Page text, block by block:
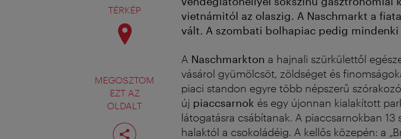
TÉRKÉP
MEGOSZTOM
EZT AZ
OLDALT
Oldal
megosztása
vietnámitól az olaszig. A Naschmarkt a
vált. A szombati bolhapiac pedig mindenki
A Naschmarkton a hajnali szürkülettől
vásárol gyümölcsöt, zöldséget és
piaci standon egyre több népszerű
új piaccsarnok és egy újonnan kialakított
látogatásra csábítanak. A piaccsarnokban
halaktól a csokoládéig. A kellős közepén: a